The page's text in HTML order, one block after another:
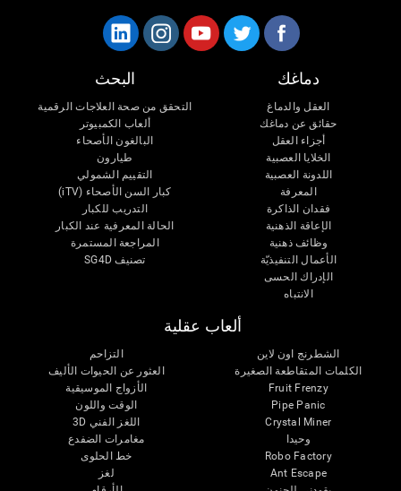
دماغك
العقل والدماغ
حقائق عن دماغك
أجزاء العقل
الخلايا العصبية
اللدونة العصبية
المعرفة
فقدان الذاكرة
الإعاقة الذهنية
وظائف ذهنية
الأعمال التنفيذيّة
الإدراك الحسى
الانتباه
البحث
التحقق من صحة العلاجات الرقمية
ألعاب الكمبيوتر
البالغون الأصحاء
طيارون
التقييم الشمولي
كبار السن الأصحاء (iTV)
التدريب للكبار
الحالة المعرفية عند الكبار
المراجعة المستمرة
تصنيف SG4D
ألعاب عقلية
الشطرنج اون لاين
الكلمات المتقاطعة الصغيرة
Fruit Frenzy
Pipe Panic
Crystal Miner
وحيدا
Robo Factory
Ant Escape
التزاحم
العثور عن الحيوات الأليف
الأزواج الموسيقية
الوقت واللون
اللغز الفني 3D
مغامرات الضفدع
خط الحلوى
لغز